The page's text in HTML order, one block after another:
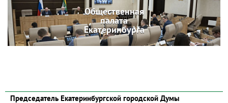
Общественная
палата
Екатеринбурга
Председатель Екатеринбургской городской Думы